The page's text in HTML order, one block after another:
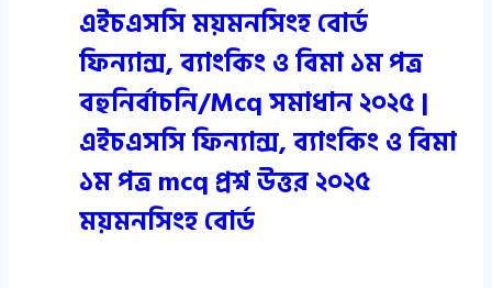
এইচএসসি ময়মনসিংহ বোর্ড
ফিন্যান্স, ব্যাংকিং ও বিমা ১ম পত্র
বহুনির্বাচনি/Mcq সমাধান ২০২৫ |
এইচএসসি ফিন্যান্স, ব্যাংকিং ও বিমা
১ম পত্র mcq প্রশ্ন উত্তর ২০২৫
ময়মনসিংহ বোর্ড